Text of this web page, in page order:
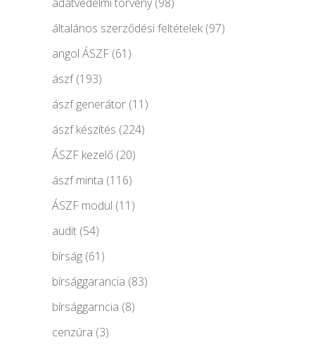
adatvédelmi törvény(98)
általános szerződési feltételek(97)
angol ÁSZF (61)
ászf(193)
ászf generátor (11)
ászf készítés (224)
ÁSZF kezelő (20)
ászf minta (116)
ÁSZF modul (11)
audit (54)
bírság (61)
bírsággarancia (83)
bírsággarncia (8)
cenzúra (3)